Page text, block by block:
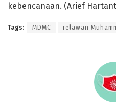
kebencanaan. (Arief
Tags: MDMC relawan